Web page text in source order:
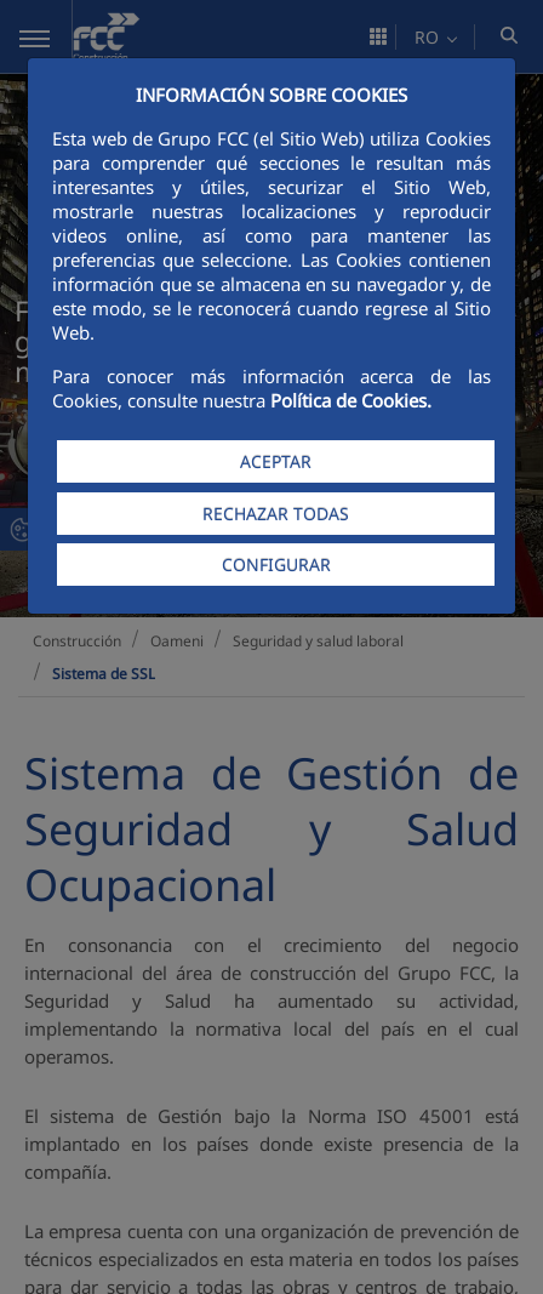
Skip to Main Content
INFORMACIÓN SOBRE COOKIES
Esta web de Grupo FCC (el Sitio Web) utiliza Cookies
para comprender qué secciones le resultan más
interesantes y útiles, securizar el Sitio Web,
mostrarle nuestras localizaciones y reproducir
videos online, así como para mantener las
preferencias que seleccione. Las Cookies contienen
información que se almacena en su navegador y, de
este modo, se le reconocerá cuando regrese al Sitio
Web.
Para conocer más información acerca de las
Cookies, consulte nuestra Política de Cookies.
ACEPTAR
RECHAZAR TODAS
CONFIGURAR
RO
FCC Construcción și modelul său de
gestionare a sănătății și securității în
muncă
Construcción Oameni
Seguridad y salud laboral
Sistema de SSL
Sistema de Gestión de
Seguridad y Salud
Ocupacional
En consonancia con el crecimiento del negocio
internacional del área de construcción del Grupo FCC, la
Seguridad y Salud ha aumentado su actividad,
implementando la normativa local del país en el cual
operamos.
El sistema de Gestión bajo la Norma ISO 45001 está
implantado en los países donde existe presencia de la
compañía.
La empresa cuenta con una organización de prevención de
técnicos especializados en esta materia en todos los países
para dar servicio a todas las obras y centros de trabajo,